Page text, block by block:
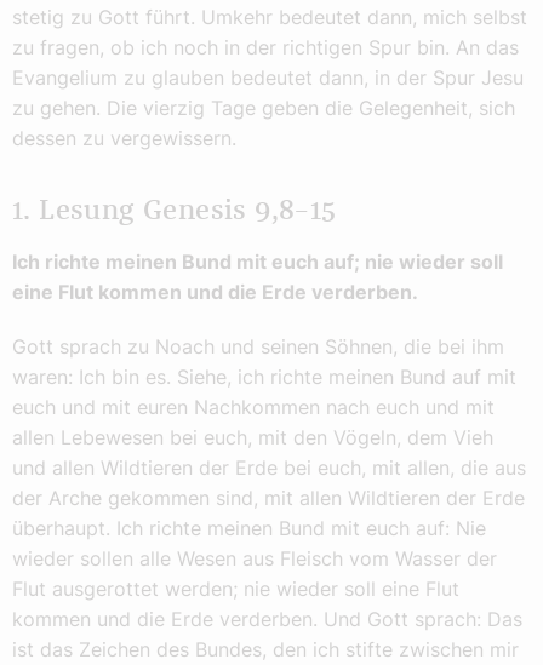
stetig zu Gott führt. Umkehr bedeutet dann, mich selbst
zu fragen, ob ich noch in der richtigen Spur bin. An das
Evangelium zu glauben bedeutet dann, in der Spur Jesu
zu gehen. Die vierzig Tage geben die Gelegenheit, sich
dessen zu vergewissern.
1. Lesung Genesis 9,8–15
Ich richte meinen Bund mit euch auf; nie wieder soll
eine Flut kommen und die Erde verderben.
Gott sprach zu Noach und seinen Söhnen, die bei ihm
waren: Ich bin es. Siehe, ich richte meinen Bund auf mit
euch und mit euren Nachkommen nach euch und mit
allen Lebewesen bei euch, mit den Vögeln, dem Vieh
und allen Wildtieren der Erde bei euch, mit allen, die aus
der Arche gekommen sind, mit allen Wildtieren der Erde
überhaupt. Ich richte meinen Bund mit euch auf: Nie
wieder sollen alle Wesen aus Fleisch vom Wasser der
Flut ausgerottet werden; nie wieder soll eine Flut
kommen und die Erde verderben. Und Gott sprach: Das
ist das Zeichen des Bundes, den ich stifte zwischen mir